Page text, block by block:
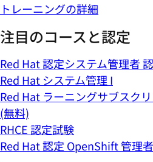
トレーニングの詳細
注目のコースと認定
Red Hat 認定システム管理者
Red Hat システム管理 I
Red Hat ラーニングサブスク
(無料)
RHCE 認定試験
Red Hat 認定 OpenShift 管理